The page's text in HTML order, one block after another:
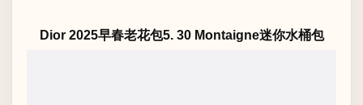
Dior 2025早春老花包5. 30 Montaigne迷你水桶包